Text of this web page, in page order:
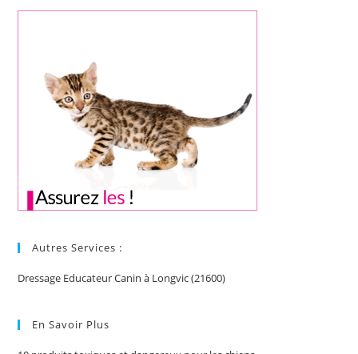
Autres Services :
Dressage Educateur Canin à Longvic (21600)
En Savoir Plus